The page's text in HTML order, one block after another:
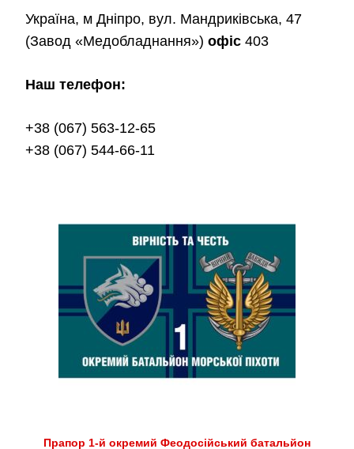
Україна, м Дніпро, вул. Мандриківська, 47
(Завод «Медобладнання») офіс 403
Наш телефон:
+38 (067) 563-12-65
+38 (067) 544-66-11
Прапор 1-й окремий Феодосійський батальйон